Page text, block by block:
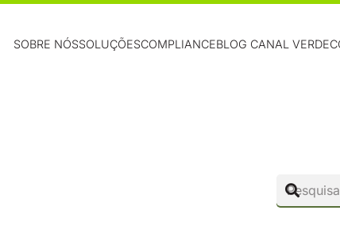
SOBRE NÓSSOLUÇÕESCOMPLIANCEBLOG CANAL VERDE